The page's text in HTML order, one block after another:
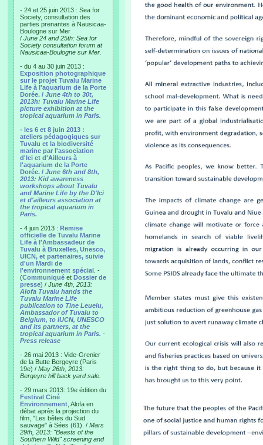
- 24 et 25 juin 2013 : Sea for
Society, consultation des
parties prenantes à Nausicaa-
Boulogne sur Mer
/ June 24 and 25th: Sea for
Society consultation forum at
Nausicaa-Boulogne sur Mer.
- du 4 au 30 juin 2013 :
Exposition photographique
sur le projet Tuvalu Marine
Life à l'aquarium de la Porte
Dorée. / June 4th to 30t,
2013h: Tuvalu Marine Life
picture exhibition at the
tropical aquarium in Paris.
- les 6 et 8 juin 2013 :
ateliers pédagogiques sur
Tuvalu et la biodiversité
marine par l'association
d'Ici et d'Ailleurs à
l'aquarium de la Porte
Dorée. / June 6th and 8th,
2013: Kid awareness
workshops about Tuvalu
and Marine Life by the D'Ici
et d'ailleurs association at
the tropical aquarium in
Paris.
- 4 juin 2013 : Remise
officielle de Tuvalu Marine
Life à l'Ambassadeur de
Tuvalu à Bruxelles, Unesco,
UICN, et partenaires, suivie
d'un Mardi de
l'environnement spécial . -
(Communiqué et Dossier de
presse) / June 4th, 2013:
Alofa Tuvalu hands the
Tuvalu Marine Life
publication to Tine Leuelu,
Ambassador of Tuvalu to
Belgium, to IUCN, UNESCO
and its partners, at the
tropical aquarium in Paris. -
Press release
- 26 mai 2013 : Vide-Grenier
de la Butte Bergeyre (Paris
19e) / May 26th, 2013:
Bergeyre hill back yard sale.
- 29 mars 2013: 19e édition du
Festival Ciné
Environnement , Alofa en
débat après la projection du
film, "Les bêtes du Sud
sauvage" à Sées (61). / Mars
29th, 2013: "Beasts of the
Southern Wild" screening and